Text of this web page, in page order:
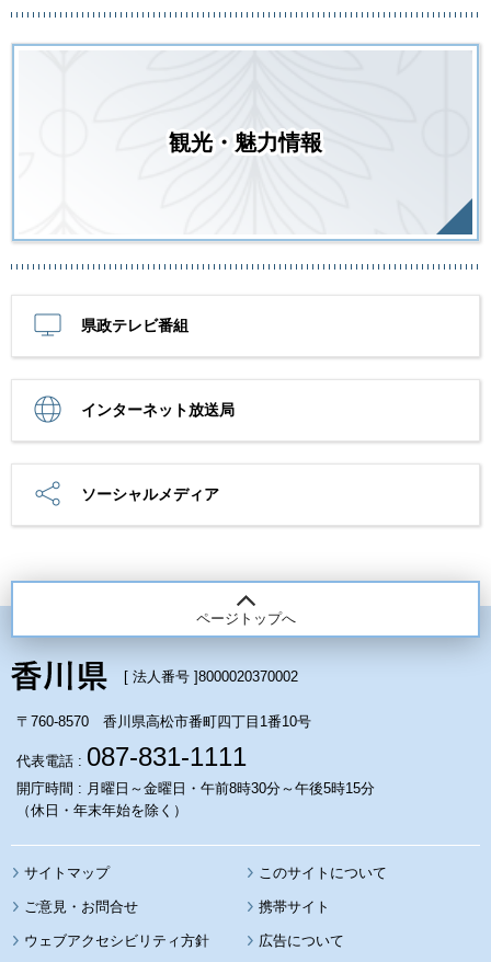
観光・魅力情報
県政テレビ番組
インターネット放送局
ソーシャルメディア
ページトップへ
[ 法人番号 ]8000020370002
〒760-8570 香川県高松市番町四丁目1番10号
代表電話 : 087-831-1111
開庁時間 : 月曜日～金曜日・午前8時30分～午後5時15分
（休日・年末年始を除く）
サイトマップ このサイトについて
携帯サイト
ウェブアクセシビリティ方針 広告について